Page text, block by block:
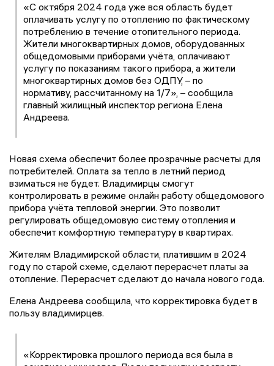
«С октября 2024 года уже вся область будет
оплачивать услугу по отоплению по фактическому
потреблению в течение отопительного периода.
Жители многоквартирных домов, оборудованных
общедомовыми приборами учёта, оплачивают
услугу по показаниям такого прибора, а жители
многоквартирных домов без ОДПУ, – по
нормативу, рассчитанному на 1/7», – сообщила
главный жилищный инспектор региона Елена
Андреева.
Новая схема обеспечит более прозрачные расчеты для
потребителей. Оплата за тепло в летний период
взиматься не будет. Владимирцы смогут
контролировать в режиме онлайн работу общедомового
прибора учёта тепловой энергии. Это позволит
регулировать общедомовую систему отопления и
обеспечит комфортную температуру в квартирах.
Жителям Владимирской области, платившим в 2024
году по старой схеме, сделают перерасчет платы за
отопление. Перерасчет сделают до начала нового года.
Елена Андреева сообщила, что корректировка будет в
пользу владимирцев.
«Корректировка прошлого периода вся была в